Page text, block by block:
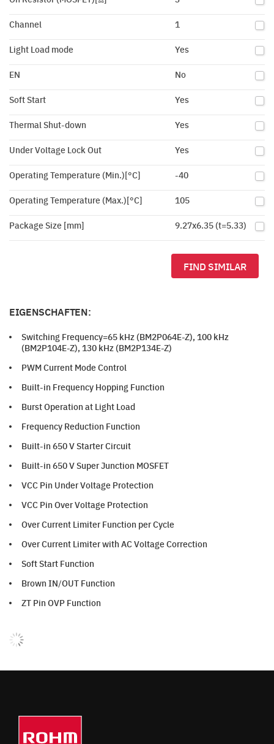
Channel 1
Light Load mode Yes
EN No
Soft Start Yes
Thermal Shut-down Yes
Under Voltage Lock Out Yes
Operating Temperature (Min.)[°C] -40
Operating Temperature (Max.)[°C] 105
Package Size [mm] 9.27x6.35 (t=5.33)
FIND SIMILAR
EIGENSCHAFTEN:
Switching Frequency=65 kHz (BM2P064E-Z), 100 kHz
(BM2P104E-Z), 130 kHz (BM2P134E-Z)
PWM Current Mode Control
Built-in Frequency Hopping Function
Burst Operation at Light Load
Frequency Reduction Function
Built-in 650 V Starter Circuit
Built-in 650 V Super Junction MOSFET
VCC Pin Under Voltage Protection
VCC Pin Over Voltage Protection
Over Current Limiter Function per Cycle
Over Current Limiter with AC Voltage Correction
Soft Start Function
Brown IN/OUT Function
ZT Pin OVP Function